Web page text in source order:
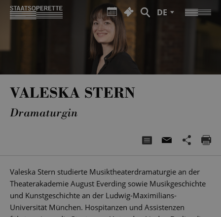
DE
VALESKA STERN
Dramaturgin
Valeska Stern studierte Musiktheaterdramaturgie an der
Theaterakademie August Everding sowie Musikgeschichte
und Kunstgeschichte an der Ludwig-Maximilians-
Universität München. Hospitanzen und Assistenzen